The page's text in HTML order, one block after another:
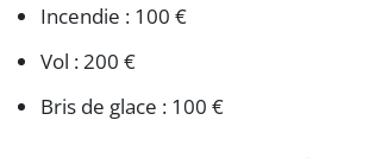
Incendie : 100 €
Vol : 200 €
Bris de glace : 100 €